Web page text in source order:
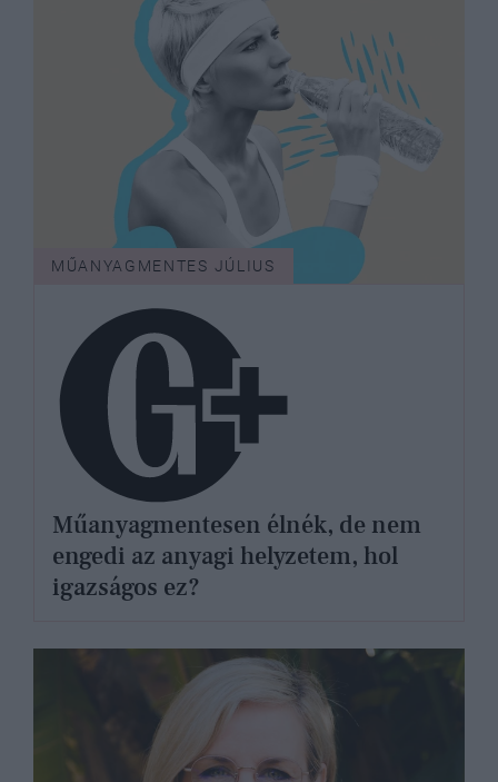
MŰANYAGMENTES JÚLIUS
Műanyagmentesen élnék, de nem
engedi az anyagi helyzetem, hol
igazságos ez?